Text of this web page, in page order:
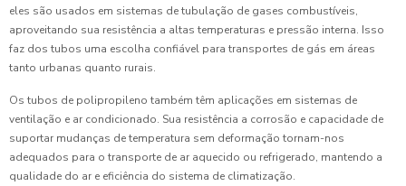
eles são usados em sistemas de tubulação de gases combustíveis,
aproveitando sua resistência a altas temperaturas e pressão interna. Isso
faz dos tubos uma escolha confiável para transportes de gás em áreas
tanto urbanas quanto rurais.
Os tubos de polipropileno também têm aplicações em sistemas de
ventilação e ar condicionado. Sua resistência a corrosão e capacidade de
suportar mudanças de temperatura sem deformação tornam-nos
adequados para o transporte de ar aquecido ou refrigerado, mantendo a
qualidade do ar e eficiência do sistema de climatização.